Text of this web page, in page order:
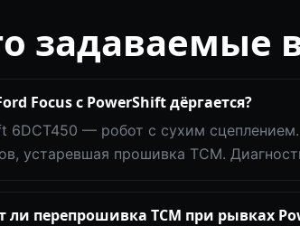
задаваемые
Focus с PowerShift дёргается?
6DCT450 — робот с сухим
устаревшая прошивка TCM.
ли перепрошивка TCM при рывках